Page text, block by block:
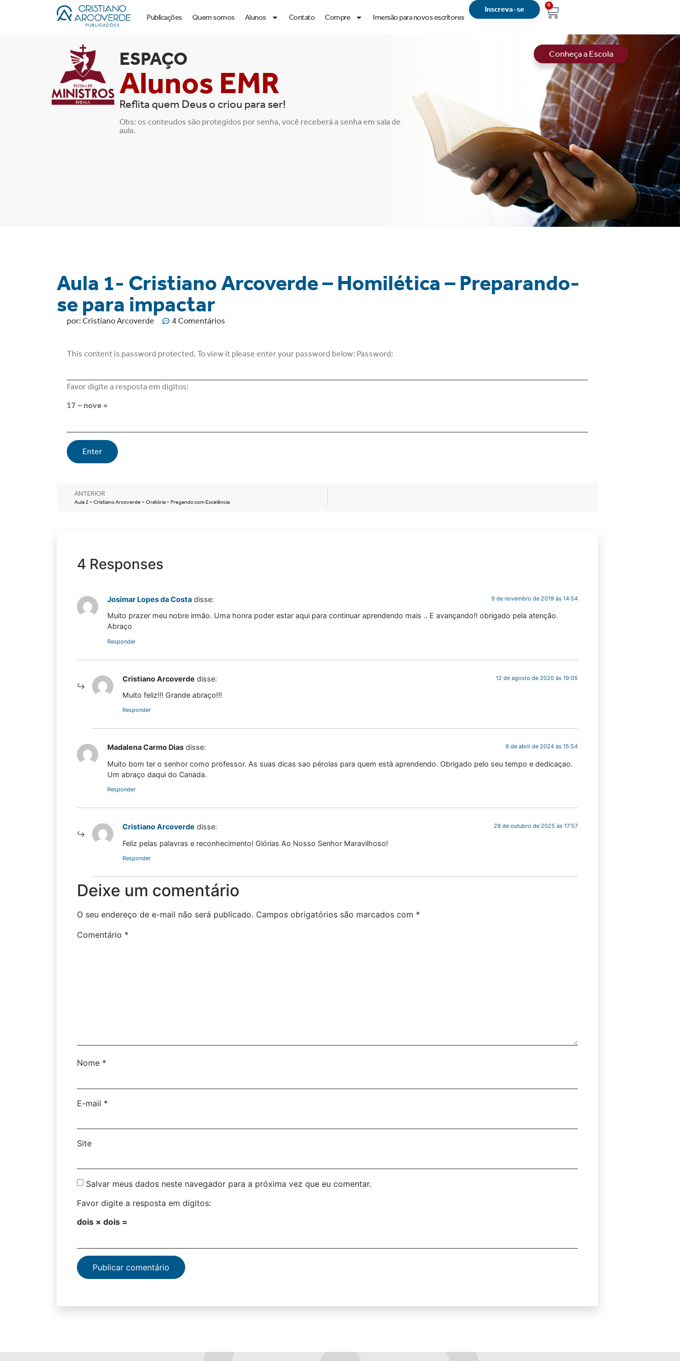
Publicações Quem somos Alunos Contato Compre Imersão para novos escritores
Inscreva-se 0
ESPAÇO
Alunos EMR
Reflita quem Deus o criou para ser!
Obs: os conteudos são protegidos por senha, você receberá a senha em sala de
aula.
Conheça a Escola
Aula 1- Cristiano Arcoverde – Homilética – Preparando-
se para impactar
por: Cristiano Arcoverde 4 Comentários
This content is password protected. To view it please enter your password below: Password:
Favor digite a resposta em dígitos:
17 − nove =
ANTERIOR
Aula 2 – Cristiano Arcoverde – Oratória – Pregando com Excelência
4 Responses
Josimar Lopes da Costa disse: 9 de novembro de 2019 às 14:54
Muito prazer meu nobre irmão. Uma honra poder estar aqui para continuar aprendendo mais .. E avançando!! obrigado pela atenção.
Abraço
Responder
Cristiano Arcoverde disse: 12 de agosto de 2020 às 19:05
Muito feliz!!! Grande abraço!!!
Responder
Madalena Carmo Dias disse: 9 de abril de 2024 às 15:54
Muito bom ter o senhor como professor. As suas dicas sao pérolas para quem està aprendendo. Obrigado pelo seu tempo e dedicaçao.
Um abraço daqui do Canada.
Responder
Cristiano Arcoverde disse: 28 de outubro de 2025 às 17:57
Feliz pelas palavras e reconhecimento! Glórias Ao Nosso Senhor Maravilhoso!
Responder
Deixe um comentário
O seu endereço de e-mail não será publicado. Campos obrigatórios são marcados com *
Comentário *
Nome *
E-mail *
Site
Salvar meus dados neste navegador para a próxima vez que eu comentar.
Favor digite a resposta em dígitos:
dois × dois =